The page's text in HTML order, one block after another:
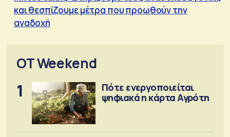
και θεσπίζουμε μέτρα που προωθούν την
αναδοχή
OT Weekend
1
Πότε ενεργοποιείται
ψηφιακά η κάρτα Αγρότη